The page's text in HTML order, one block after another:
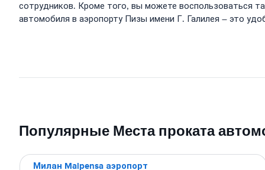
сотрудников. Кроме того, вы можете воспользоваться
автомобиля в аэропорту Пизы имени Г. Галилея – это
Популярные Места проката
Милан Malpensa аэропорт